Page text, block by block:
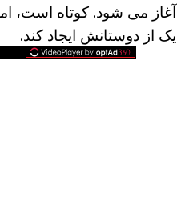
آغاز می شود. کوتاه است،
یک از دوستانش ایجاد کند.